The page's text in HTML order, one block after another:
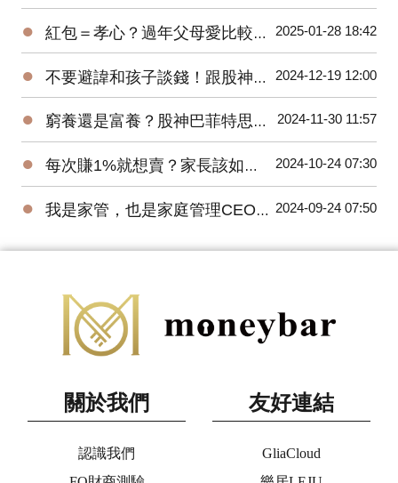
● 紅包＝孝心？過年父母愛比較紅包，子女該如何做到正向教養溝通？ 2025-01-28 18:42
● 不要避諱和孩子談錢！跟股神巴菲特學習理財教育。 2024-12-19 12:00
● 窮養還是富養？股神巴菲特思維養出獨立自主孩子！ 2024-11-30 11:57
● 每次賺1%就想賣？家長該如何培養小小巴菲特？ 2024-10-24 07:30
● 我是家管，也是家庭管理CEO！ 2024-09-24 07:50
關於我們
認識我們
友好連結
GliaCloud